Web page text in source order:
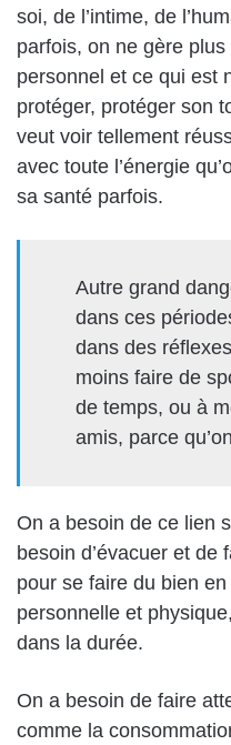
soi, de l’intime, de
parfois, on ne gère
personnel et ce qui est
protéger, protéger son
veut voir tellement
avec toute l’énergie
sa santé parfois.
Autre grand
dans ces
dans des
moins faire de
de temps, ou à
amis, parce
On a besoin de ce lien
besoin d’évacuer et de
pour se faire du bien en
personnelle et
dans la durée.
On a besoin de faire
comme la